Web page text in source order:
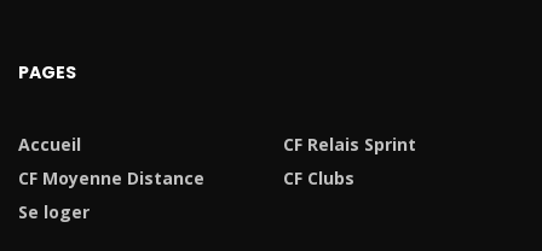
PAGES
Accueil
CF Relais Sprint
CF Moyenne Distance
CF Clubs
Se loger